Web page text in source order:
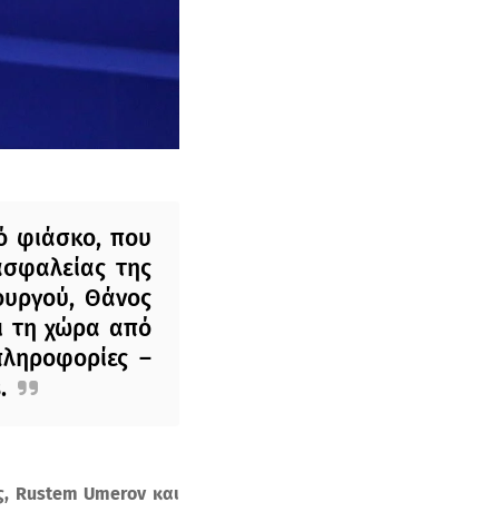
φιάσκο, που
της
Θάνος
τη χώρα από
–
Rustem Umerov και